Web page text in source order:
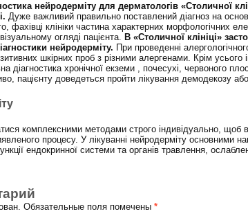
нейродерміту для дерматологів «Столичної
Дуже важливий правильно поставлений діагноз на
фахівці клініки частина характерних морфологічних
огляді пацієнта. В «Столичної клініці»
нейродерміту. При проведенні
шкірних проб з різними алергенами. Крім усього
діагностика хронічної екземи , почесухі, червоного
пацієнту доведеться пройти лікування демодекозу
комплексними методами строго індивідуально, щоб
процесу. У лікуванні нейродерміту основними
ендокринної системи та органів травлення,
Обязательные поля помечены *